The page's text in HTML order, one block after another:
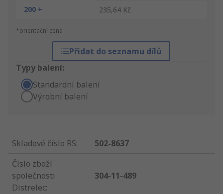
200 +
235,64 Kč
*orientační cena
Přidat do seznamu dílů
Typy balení:
Standardní balení
Výrobní balení
Skladové číslo RS:
502-8637
Číslo zboží
společnosti
Distrelec:
304-11-489